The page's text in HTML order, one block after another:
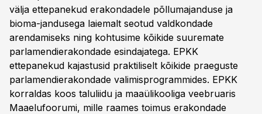
välja ettepanekud erakondadele põllumajanduse ja
bioma-jandusega laiemalt seotud valdkondade
arendamiseks ning kohtusime kõikide suuremate
parlamendierakondade esindajatega. EPKK
ettepanekud kajastusid praktiliselt kõikide praeguste
parlamendierakondade valimisprogrammides. EPKK
korraldas koos taluliidu ja maaülikooliga veebruaris
Maaelufoorumi, mille raames toimus erakondade